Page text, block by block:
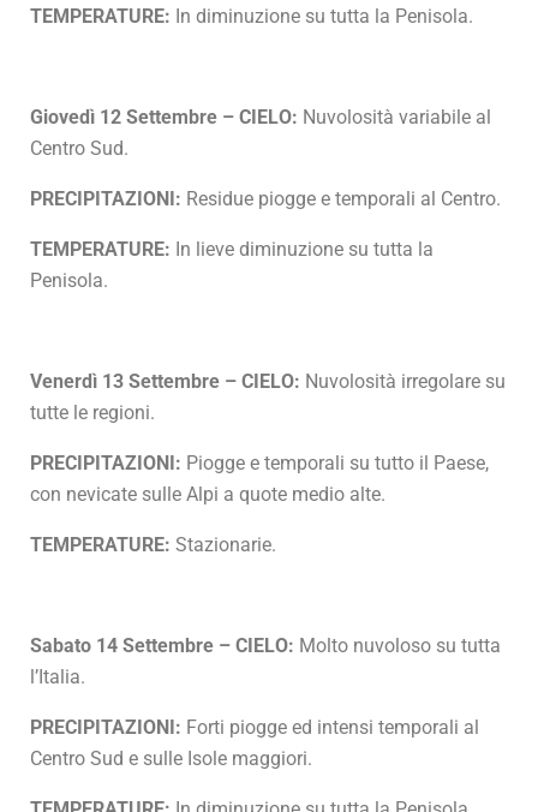
TEMPERATURE: In diminuzione su tutta la Penisola.
Giovedì 12 Settembre – CIELO: Nuvolosità variabile al
Centro Sud.
PRECIPITAZIONI: Residue piogge e temporali al Centro.
TEMPERATURE: In lieve diminuzione su tutta la
Penisola.
Venerdì 13 Settembre – CIELO: Nuvolosità irregolare su
tutte le regioni.
PRECIPITAZIONI: Piogge e temporali su tutto il Paese,
con nevicate sulle Alpi a quote medio alte.
TEMPERATURE: Stazionarie.
Sabato 14 Settembre – CIELO: Molto nuvoloso su tutta
l’Italia.
PRECIPITAZIONI: Forti piogge ed intensi temporali al
Centro Sud e sulle Isole maggiori.